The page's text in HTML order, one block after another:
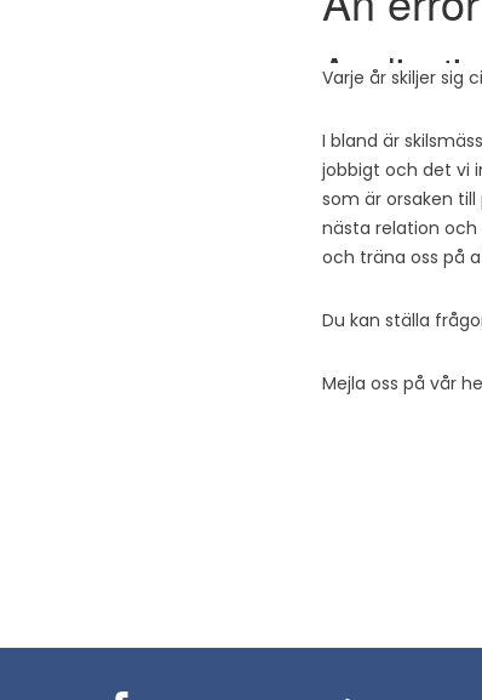
Varje år skiljer sig
I bland är
jobbigt och det vi
som är orsaken
nästa relation och
och träna oss på
Du kan ställa
Mejla oss på vår